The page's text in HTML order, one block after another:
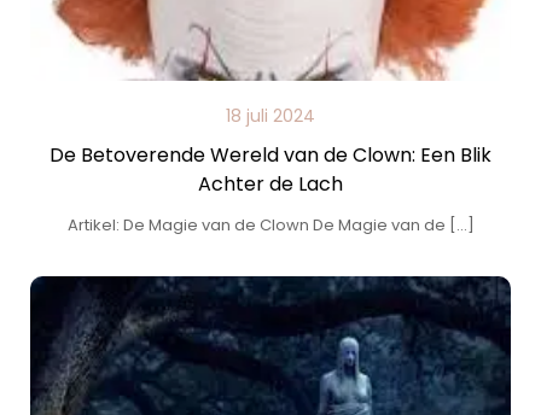
18 juli 2024
De Betoverende Wereld van de Clown: Een Blik
Achter de Lach
Artikel: De Magie van de Clown De Magie van de […]